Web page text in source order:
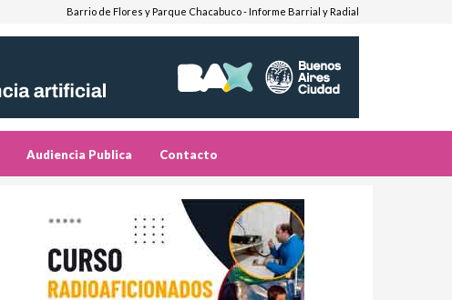
Barrio de Flores y Parque Chacabuco - Informe Barrial y Radial
Audiencia Publica Contacto